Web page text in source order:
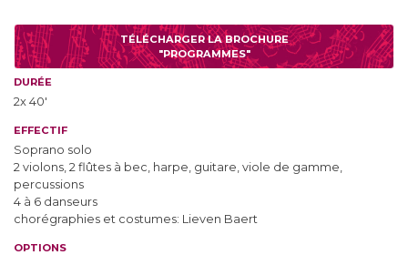
TÉLÉCHARGER LA BROCHURE
"PROGRAMMES"
DURÉE
2x 40'
EFFECTIF
Soprano solo
2 violons, 2 flûtes à bec, harpe, guitare, viole de gamme,
percussions
4 à 6 danseurs
chorégraphies et costumes: Lieven Baert
OPTIONS